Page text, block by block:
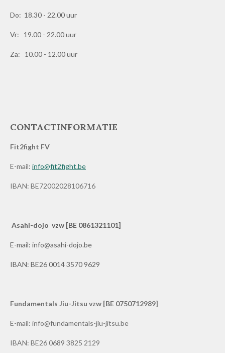
Do: 18.30 - 22.00 uur
Vr: 19.00 - 22.00 uur
Za: 10.00 - 12.00 uur
CONTACTINFORMATIE
Fit2fight FV
E-mail: info@fit2fight.be
IBAN: BE72002028106716
Asahi-dojo vzw [BE 0861321101]
E-mail: info@asahi-dojo.be
IBAN: BE26 0014 3570 9629
Fundamentals Jiu-Jitsu vzw [BE 0750712989]
E-mail: info@fundamentals-jiu-jitsu.be
IBAN: BE26 0689 3825 2129